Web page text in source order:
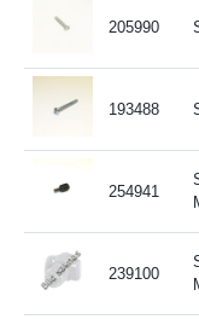
205990
193488
254941
239100